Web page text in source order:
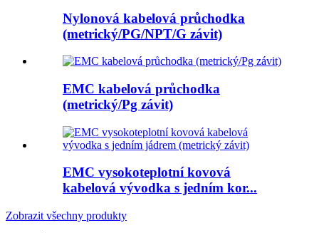
Nylonová kabelová průchodka
(metrický/PG/NPT/G závit)
EMC kabelová průchodka
(metrický/Pg závit)
EMC vysokoteplotní kovová
kabelová vývodka s jedním kor...
Zobrazit všechny produkty